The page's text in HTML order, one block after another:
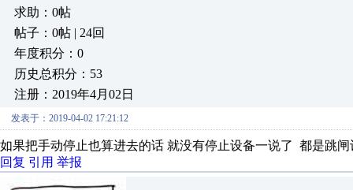
求助：0帖
帖子：0帖 | 24回
年度积分：0
历史总积分：53
注册：2019年4月02日
发表于：2019-04-02 17:21:12
如果把手动停止也算进去的话 就没有停止设备一说了 都是跳闸
回复 引用 举报